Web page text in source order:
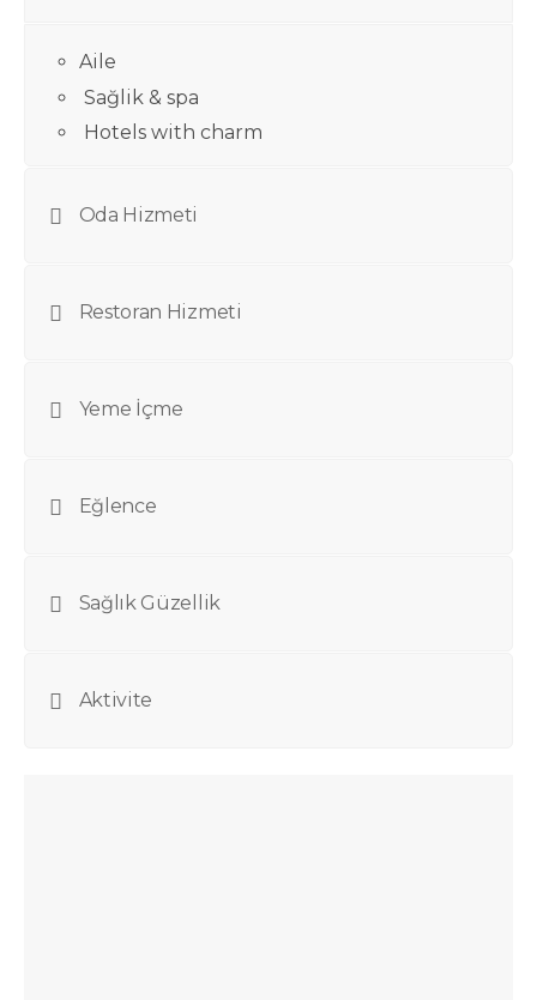
Aile
Sağlik & spa
Hotels with charm
Oda Hizmeti
Restoran Hizmeti
Yeme İçme
Eğlence
Sağlık Güzellik
Aktivite